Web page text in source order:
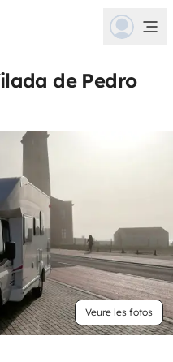
de Pedro
Veure les fotos